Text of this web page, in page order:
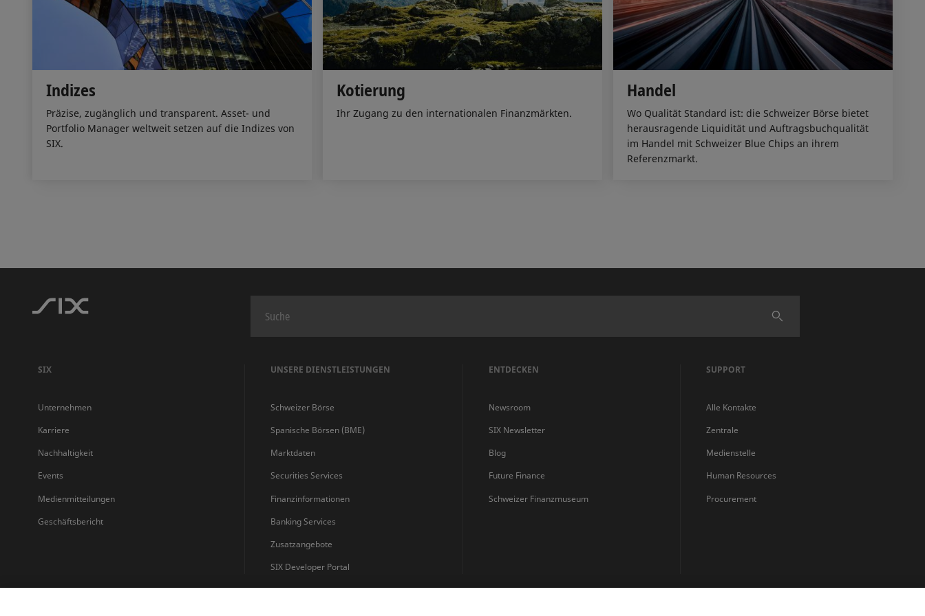
Indizes
Präzise, zugänglich und transparent. Asset- und
Portfolio Manager weltweit setzen auf die Indizes von
SIX.
Kotierung
Ihr Zugang zu den internationalen Finanzmärkten.
Handel
Wo Qualität Standard ist: die Schweizer Börse bietet
herausragende Liquidität und Auftragsbuchqualität
im Handel mit Schweizer Blue Chips an ihrem
Referenzmarkt.
Finden
SIX
Unternehmen
Karriere
Nachhaltigkeit
Events
Medienmitteilungen
Geschäftsbericht
UNSERE DIENSTLEISTUNGEN
Schweizer Börse
Spanische Börsen (BME)
Marktdaten
Securities Services
Finanzinformationen
Banking Services
Zusatzangebote
SIX Developer Portal
ENTDECKEN
Newsroom
SIX Newsletter
Blog
Future Finance
Schweizer Finanzmuseum
SUPPORT
Alle Kontakte
Zentrale
Medienstelle
Human Resources
Procurement